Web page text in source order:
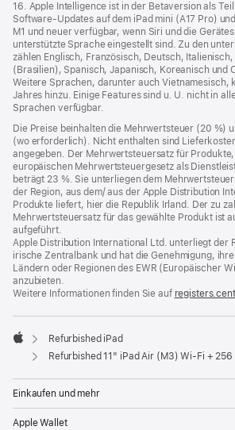
16. Apple Intelligence ist in der Betaversion als Teil
Software-Updates auf dem iPad mini (A17 Pro)
M1 und neuer verfügbar, wenn Siri und die
unterstützte Sprache eingestellt sind. Zu den
zählen Englisch, Französisch, Deutsch,
(Brasilien), Spanisch, Japanisch, Koreanisch und
Weitere Sprachen, darunter auch Vietnamesisch,
Jahres hinzu. Einige Features sind u. U. nicht in
Sprachen verfügbar.
Die Preise beinhalten die Mehrwertsteuer (20 %)
(wo erforderlich). Nicht enthalten sind
angegeben. Der Mehrwertsteuersatz für
europäischen Mehrwertsteuergesetz als
beträgt 23 %. Sie unterliegen dem
der Region, aus dem/ aus der Apple Distribution
Produkte liefert, hier die Republik Irland. Der zu
Mehrwertsteuersatz für das gewählte Produkt ist
aufgeführt.
Apple Distribution International Ltd. unterliegt der
irische Zentralbank und hat die Genehmigung,
Ländern oder Regionen des EWR (Europäischer
anzubieten.
Weitere Informationen finden Sie auf
Apple
Refurbished iPad
Refurbished 11" iPad Air (M3) Wi‑Fi + 256
Einkaufen und mehr
Apple Wallet